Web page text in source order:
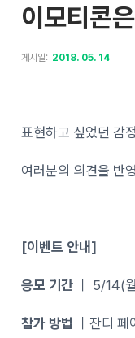
이모티콘
게시일: 2018. 05. 14
표현하고 싶었던 감
여러분의 의견을 반
[이벤트 안내]
응모 기간 ｜ 5/14(
참가 방법 ｜잔디